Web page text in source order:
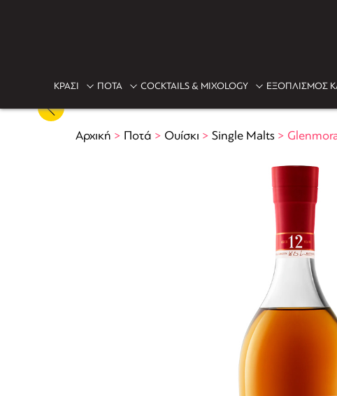
ΚΡΑΣΙ ΠΟΤΑ COCKTAILS & MIXOLOGY ΕΞΟΠΛΙΣΜΟΣ
Αρχική > Ποτά > Ουίσκι > Single Malts >